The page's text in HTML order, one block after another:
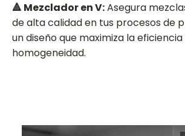
🔺 Mezclador en V:Asegura
de alta calidad en tus procesos de
un diseño que maximiza la eficiencia
homogeneidad.